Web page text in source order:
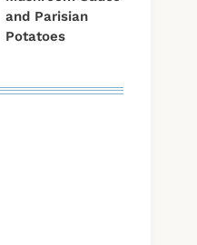
and Parisian
Potatoes